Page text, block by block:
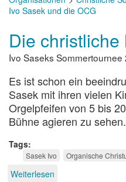
Ivo Sasek und die OCG
Die
Ivo Saseks Sommertournee
Es ist schon ein
Sasek mit ihren vielen
Orgelpfeifen von 5 bis
Bühne agieren zu sehen.
Tags
Sasek Ivo Organische
Weiterlesen